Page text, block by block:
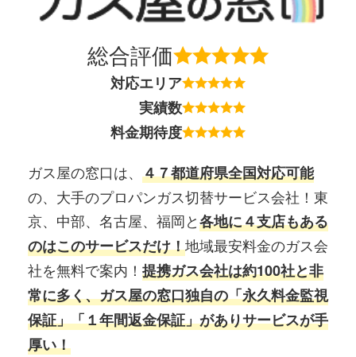
総合評価
対応エリア
実績数
料金期待度
ガス屋の窓口は、 ４７都道府県全国対応可能
の、大手のプロパンガス切替サービス会社！東
京、中部、名古屋、福岡と各地に４支店もある
のはこのサービスだけ！地域最安料金のガス会
社を無料で案内！ 提携ガス会社は約100社と非
常に多く、ガス屋の窓口独自の「永久料金監視
保証」「１年間返金保証」がありサービスが手
厚い！